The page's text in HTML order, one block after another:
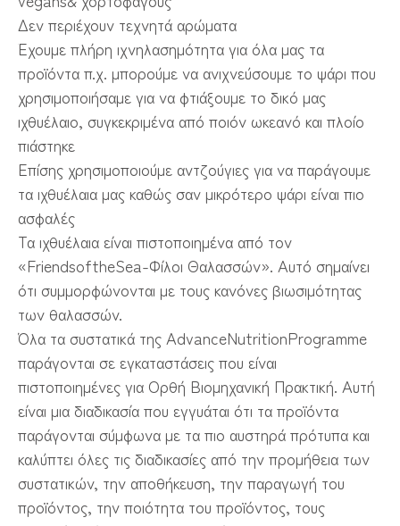
Δεν περιέχουν τεχνητά αρώματα
Έχουμε πλήρη ιχνηλασημότητα για όλα μας τα
προϊόντα π.χ. μπορούμε να ανιχνεύσουμε το ψάρι που
χρησιμοποιήσαμε για να φτιάξουμε το δικό μας
ιχθυέλαιο, συγκεκριμένα από ποιόν ωκεανό και πλοίο
πιάστηκε
Επίσης χρησιμοποιούμε αντζούγιες για να παράγουμε
τα ιχθυέλαια μας καθώς σαν μικρότερο ψάρι είναι πιο
ασφαλές
Τα ιχθυέλαια είναι πιστοποιημένα από τον
«FriendsoftheSea-Φίλοι Θαλασσών». Αυτό σημαίνει
ότι συμμορφώνονται με τους κανόνες βιωσιμότητας
των θαλασσών.
Όλα τα συστατικά της AdvanceNutritionProgramme
παράγονται σε εγκαταστάσεις που είναι
πιστοποιημένες για Ορθή Βιομηχανική Πρακτική. Αυτή
είναι μια διαδικασία που εγγυάται ότι τα προϊόντα
παράγονται σύμφωνα με τα πιο αυστηρά πρότυπα και
καλύπτει όλες τις διαδικασίες από την προμήθεια των
συστατικών, την αποθήκευση, την παραγωγή του
προϊόντος, την ποιότητα του προϊόντος, τους